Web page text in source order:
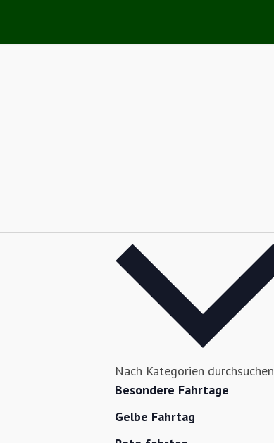
Nach Kategorien durchsuchen
Besondere Fahrtage
Gelbe Fahrtag